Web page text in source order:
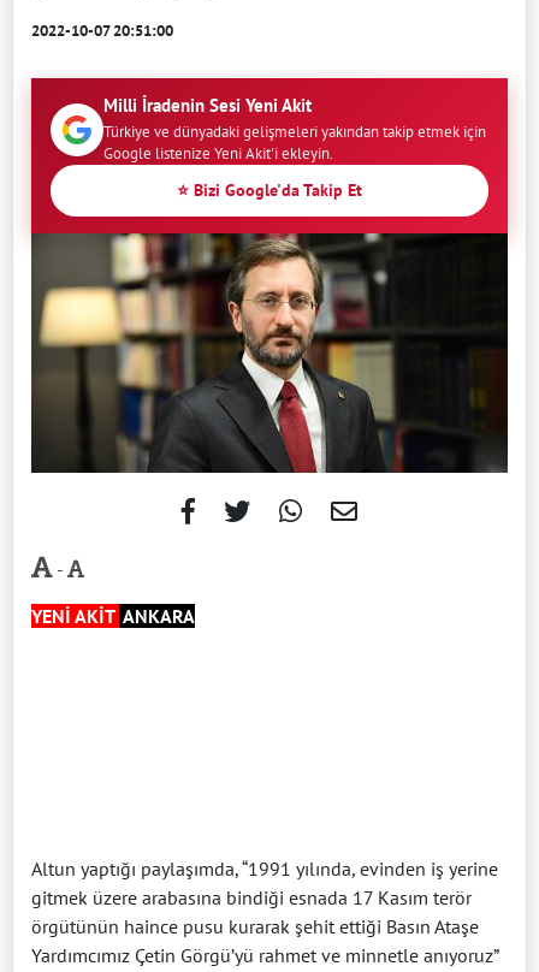
2022-10-07 20:51:00
Milli İradenin Sesi Yeni Akit
Türkiye ve dünyadaki gelişmeleri yakından takip etmek için
Google listenize Yeni Akit'i ekleyin.
⭐ Bizi Google'da Takip Et
-
YENİ AKİT ANKARA
Altun yaptığı paylaşımda, “1991 yılında, evinden iş yerine
gitmek üzere arabasına bindiği esnada 17 Kasım terör
örgütünün haince pusu kurarak şehit ettiği Basın Ataşe
Yardımcımız Çetin Görgü’yü rahmet ve minnetle anıyoruz”